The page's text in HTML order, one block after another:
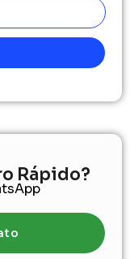
Rápido?